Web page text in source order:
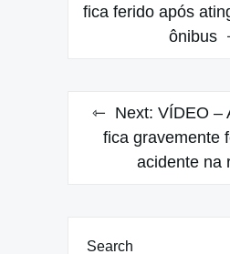
navigation
fica ferido após
ônibus
Next: VÍDEO –
fica gravemente
acidente na
Search